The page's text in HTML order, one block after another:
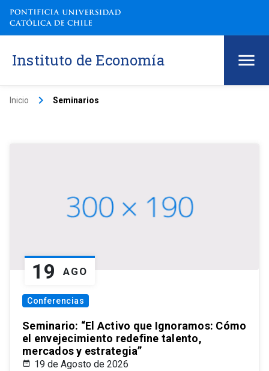
Instituto de Economía
Inicio keyboard_arrow_right Seminarios
19 AGO
Conferencias
Seminario: “El Activo que Ignoramos: Cómo
el envejecimiento redefine talento,
mercados y estrategia”
19 de Agosto de 2026